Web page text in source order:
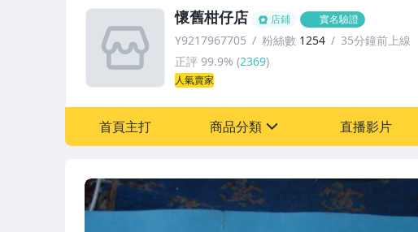
懷舊柑仔店 店鋪 實名驗證
Y9217967705 粉絲數 1254
35分鐘前上線
正評 99.9% (2369)
人氣賣家
首頁主打 商品分類 直播影片